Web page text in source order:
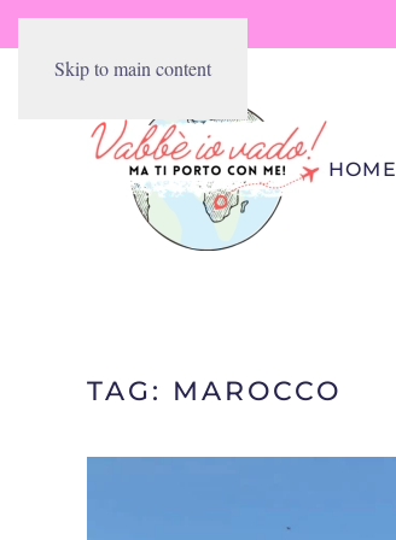
Skip to main content
HOME
TAG: MAROCCO